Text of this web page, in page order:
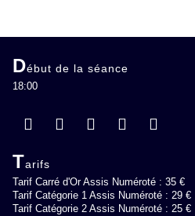
Début de la séance
18:00
Tarifs
Tarif Carré d'Or Assis Numéroté : 35 €
Tarif Catégorie 1 Assis Numéroté : 29 €
Tarif Catégorie 2 Assis Numéroté : 25 €